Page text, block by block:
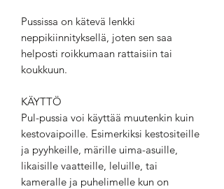
Pussissa on kätevä lenkki
neppikiinnityksellä, joten sen saa
helposti roikkumaan rattaisiin tai
koukkuun.
KÄYTTÖ
Pul-pussia voi käyttää muutenkin kuin
kestovaipoille. Esimerkiksi kestositeille
ja pyyhkeille, märille uima-asuille,
likaisille vaatteille, leluille, tai
kameralle ja puhelimelle kun on